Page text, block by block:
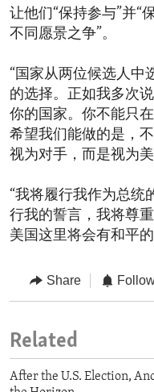
让他们“保持参与”并“
不同愿景之争”。
“国家从两位候选人中
的选择。正如我多次
你的国家。你不能只
希望我们能做的是，
视为对手，而是视为
“我将履行我作为总统
行我的誓言，我将尊
美国这里将会有和平
Share
Related
After the U.S. Election,